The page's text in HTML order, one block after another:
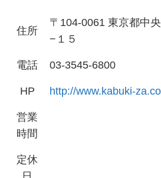
住所
〒104-0061 東京都中
−１５
電話 03-3545-6800
HP http://www.kabuki-
営業
時間
定休